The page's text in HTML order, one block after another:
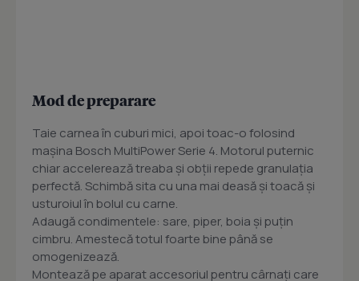
Mod de preparare
Taie carnea în cuburi mici, apoi toac-o folosind
mașina Bosch MultiPower Serie 4. Motorul puternic
chiar accelerează treaba și obții repede granulația
perfectă. Schimbă sita cu una mai deasă și toacă și
usturoiul în bolul cu carne.
Adaugă condimentele: sare, piper, boia și puțin
cimbru. Amestecă totul foarte bine până se
omogenizează.
Montează pe aparat accesoriul pentru cârnați care